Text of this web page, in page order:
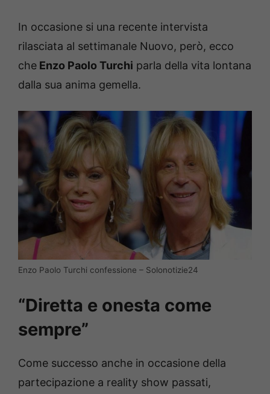
In occasione si una recente intervista
rilasciata al settimanale Nuovo, però, ecco
che Enzo Paolo Turchi parla della vita lontana
dalla sua anima gemella.
Enzo Paolo Turchi confessione – Solonotizie24
“Diretta e onesta come
sempre”
Come successo anche in occasione della
partecipazione a reality show passati,